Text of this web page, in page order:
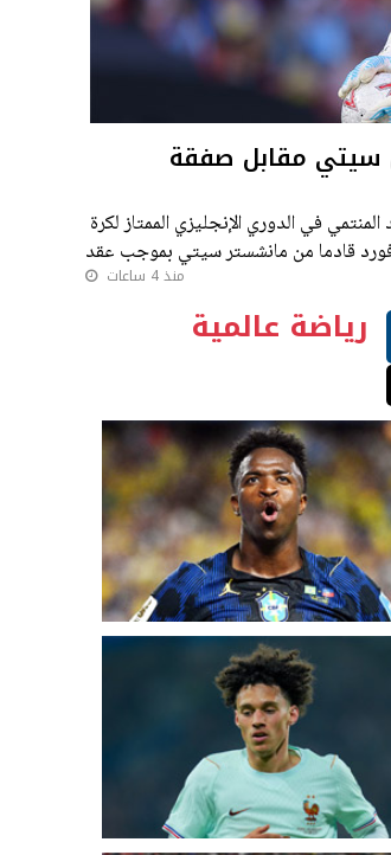
سيتي مقابل صفقة
في الدوري الإنجليزي الممتاز لكرة
قادما من مانشستر سيتي بموجب عقد
منذ 4 ساعات
رياضة عالمية